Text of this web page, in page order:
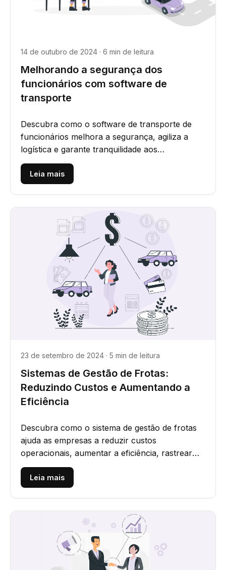
14 de outubro de 2024 · 6 min de leitura
Melhorando a segurança dos
funcionários com software de
transporte
Descubra como o software de transporte de
funcionários melhora a segurança, agiliza a
logística e garante tranquilidade aos
funcionários em trânsito.
Leia mais
23 de setembro de 2024 · 5 min de leitura
Sistemas de Gestão de Frotas:
Reduzindo Custos e Aumentando a
Eficiência
Descubra como o sistema de gestão de frotas
ajuda as empresas a reduzir custos
operacionais, aumentar a eficiência, rastrear
veículos, otimizar rotas e...
Leia mais